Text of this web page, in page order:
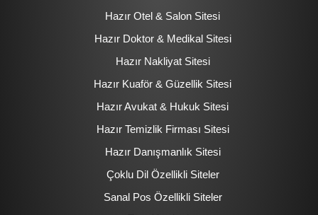
Hazır Otel & Salon Sitesi
Hazır Doktor & Medikal Sitesi
Hazır Nakliyat Sitesi
Hazır Kuaför & Güzellik Sitesi
Hazır Avukat & Hukuk Sitesi
Hazır Temizlik Firması Sitesi
Hazır Danışmanlık Sitesi
Çoklu Dil Özellikli Siteler
Sanal Pos Özellikli Siteler